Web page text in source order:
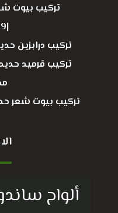
تركيب بيوت
|0503163139|
تركيب درابزين حديد في
تركيب بيوت شعر حديد في
ألواح